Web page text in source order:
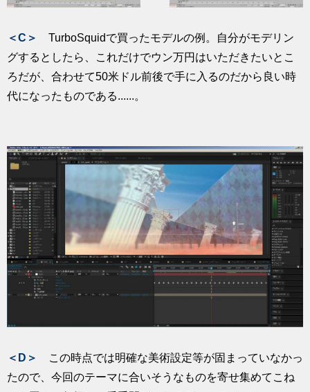
＜C＞
TurboSquidで買ったモデルの例。自分がモデリン
グするとしたら、これだけでウン万円はいただきたいとこ
ろだが、合わせて50米ドル前後で手に入るのだから良い時
代になったものである......。
＜D＞
この時点では明確な美術設定等が固まっていなかっ
たので、今回のテーマに合いそうなものを寄せ集めてこね